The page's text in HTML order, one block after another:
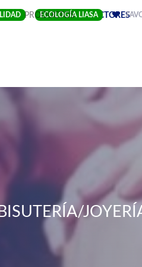
ECOLOGÍA LIASA
(CURRENT)
PRODUCTOS SECTORES